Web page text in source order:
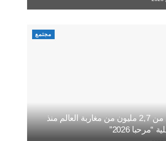
مجتمع
دخول أزيد من 2,7 مليون من مغاربة العالم منذ
2026”